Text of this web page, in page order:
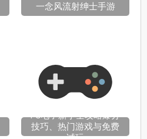
一念风流射绅士手游
PG电子新手全攻略爆分
技巧、热门游戏与免费